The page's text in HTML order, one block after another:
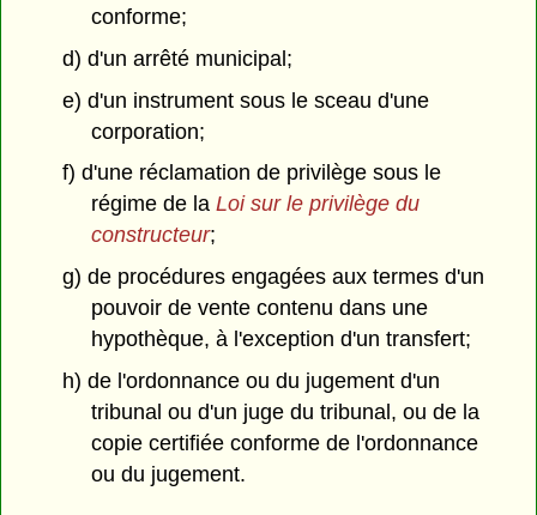
conforme;
d) d'un arrêté municipal;
e) d'un instrument sous le sceau d'une
corporation;
f) d'une réclamation de privilège sous le
régime de laLoi sur le privilège du
constructeur;
g) de procédures engagées aux termes d'un
pouvoir de vente contenu dans une
hypothèque, à l'exception d'un transfert;
h) de l'ordonnance ou du jugement d'un
tribunal ou d'un juge du tribunal, ou de la
copie certifiée conforme de l'ordonnance
ou du jugement.